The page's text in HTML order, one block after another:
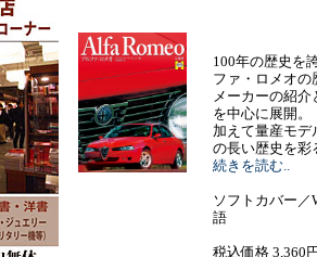
100年の歴史を
ファ・ロメオの
メーカーの紹
を中心に展開。
加えて量産モデ
の長い歴史を彩
続きを読む..
ソフトカバー／
語
税込価格 3,360